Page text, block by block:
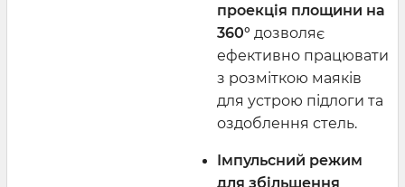
проекція площини на
360° дозволяє
ефективно працювати
з розміткою маяків
для устрою підлоги та
оздоблення стель.
Імпульсний режим
для збільшення